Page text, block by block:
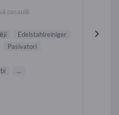
pasaulē
Edelstahlreiniger
Pasivatori
...